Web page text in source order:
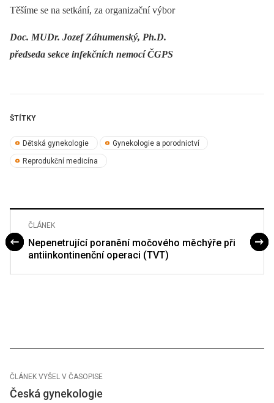
Těšíme se na setkání, za organizační výbor
Doc. MUDr. Jozef Záhumenský, Ph.D.
předseda sekce infekčních nemocí ČGPS
ŠTÍTKY
Dětská gynekologie Gynekologie a porodnictví
Reprodukční medicína
ČLÁNEK
Nepenetrující poranění močového měchýře při
antiinkontinenční operaci (TVT)
ČLÁNEK VYŠEL V ČASOPISE
Česká gynekologie